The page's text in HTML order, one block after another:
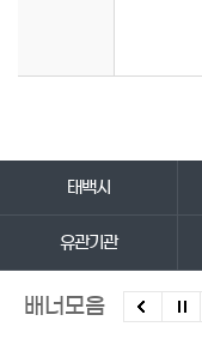
태백시
유관기관
배너모음